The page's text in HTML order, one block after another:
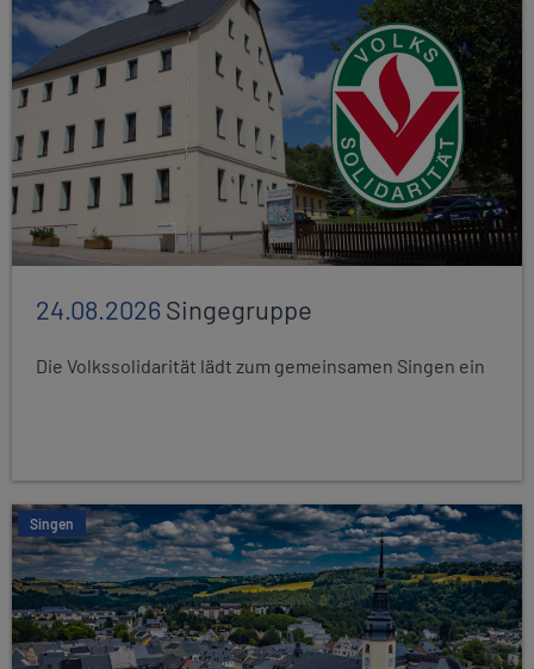
24.08.2026Singegruppe
Die Volkssolidarität lädt zum gemeinsamen Singen ein
Singen